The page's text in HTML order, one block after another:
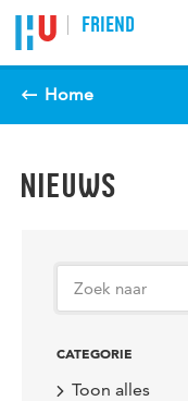
Spring naar pagina
FRIEND
Home
NIEUWS
CATEGORIE
Toon alles